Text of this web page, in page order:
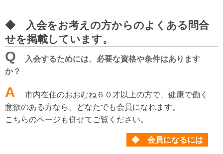
◆ 入会をお考えの方からのよくある問合
せを掲載しています。
Q
入会するためには、必要な資格や条件はあります
か？
A
市内在住のおおむね６０才以上の方で、健康で働く
意欲のある方なら、どなたでも会員になれます。
こちらのページも併せてご覧ください。
◆ 会員になるには